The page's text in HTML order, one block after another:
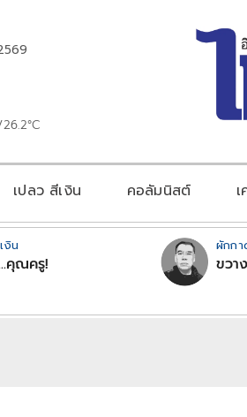
เปลว สีเงิน คอลัมนิสต์
งิน
คุณครู!
ผักก
ขวา